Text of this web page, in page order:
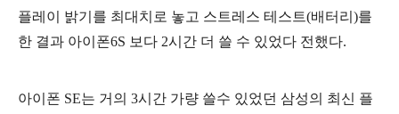
플레이 밝기를 최대치로 놓고 스트레스 테스트(배터리)를
한 결과 아이폰6S 보다 2시간 더 쓸 수 있었다 전했다.
아이폰 SE는 거의 3시간 가량 쓸수 있었던 삼성의 최신 플